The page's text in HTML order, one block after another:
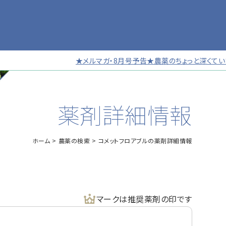
★メルマガ・8月号予告★農薬のちょっと深くて
薬剤詳細情報
ホーム 農薬の検索 コメットフロアブルの薬剤詳細情報
マークは推奨薬剤の印です